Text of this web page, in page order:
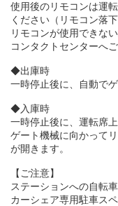
使用後のリモコンは運
ください（リモコン落下
リモコンが使用できな
コンタクトセンターへ
◆出庫時
一時停止後に、自動で
◆入庫時
一時停止後に、運転席
ゲート機械に向かって
が開きます。
【ご注意】
ステーションへの自転
カーシェア専用駐車ス